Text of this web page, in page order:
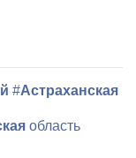
#Астраханская
область